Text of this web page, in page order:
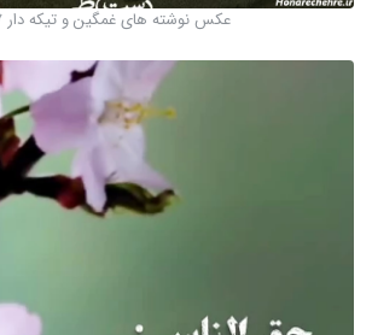
عکس نوشته های غمگین و تیکه دار 2017